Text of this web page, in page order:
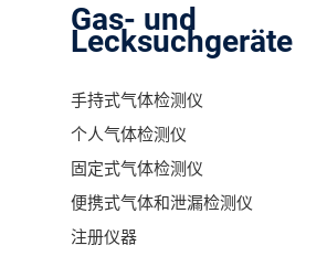
Gas- und
Lecksuchgeräte
手持式气体检测仪
个人气体检测仪
固定式气体检测仪
便携式气体和泄漏检测仪
注册仪器